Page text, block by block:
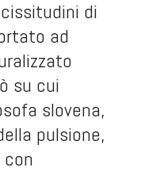
di
ad
su cui
slovena,
pulsione,